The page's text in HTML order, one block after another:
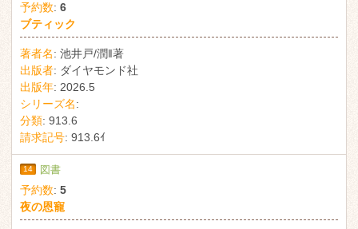
予約数: 6
ブティック
著者名: 池井戸/潤‖著
出版者: ダイヤモンド社
出版年: 2026.5
シリーズ名:
分類: 913.6
請求記号: 913.6ｲ
14 図書
予約数: 5
夜の恩寵